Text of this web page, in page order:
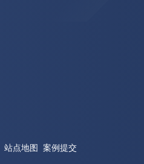
站点地图 案例提交